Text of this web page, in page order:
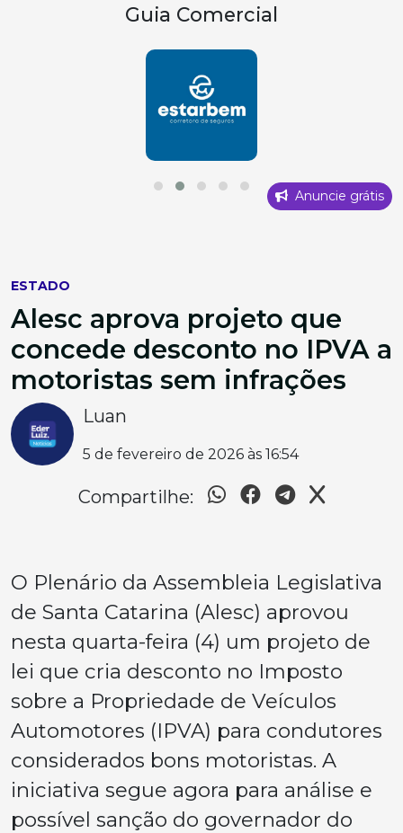
Guia Comercial
Anuncie grátis
ESTADO
Alesc aprova projeto que
concede desconto no IPVA a
motoristas sem infrações
Luan
5 de fevereiro de 2026 às 16:54
Compartilhe:
O Plenário da Assembleia Legislativa
de Santa Catarina (Alesc) aprovou
nesta quarta-feira (4) um projeto de
lei que cria desconto no Imposto
sobre a Propriedade de Veículos
Automotores (IPVA) para condutores
considerados bons motoristas. A
iniciativa segue agora para análise e
possível sanção do governador do